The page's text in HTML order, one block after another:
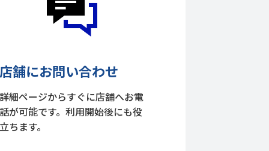
舗にお問い合わせ
細ページからすぐに店舗へお電
が可能です。利用開始後にも役
ちます。